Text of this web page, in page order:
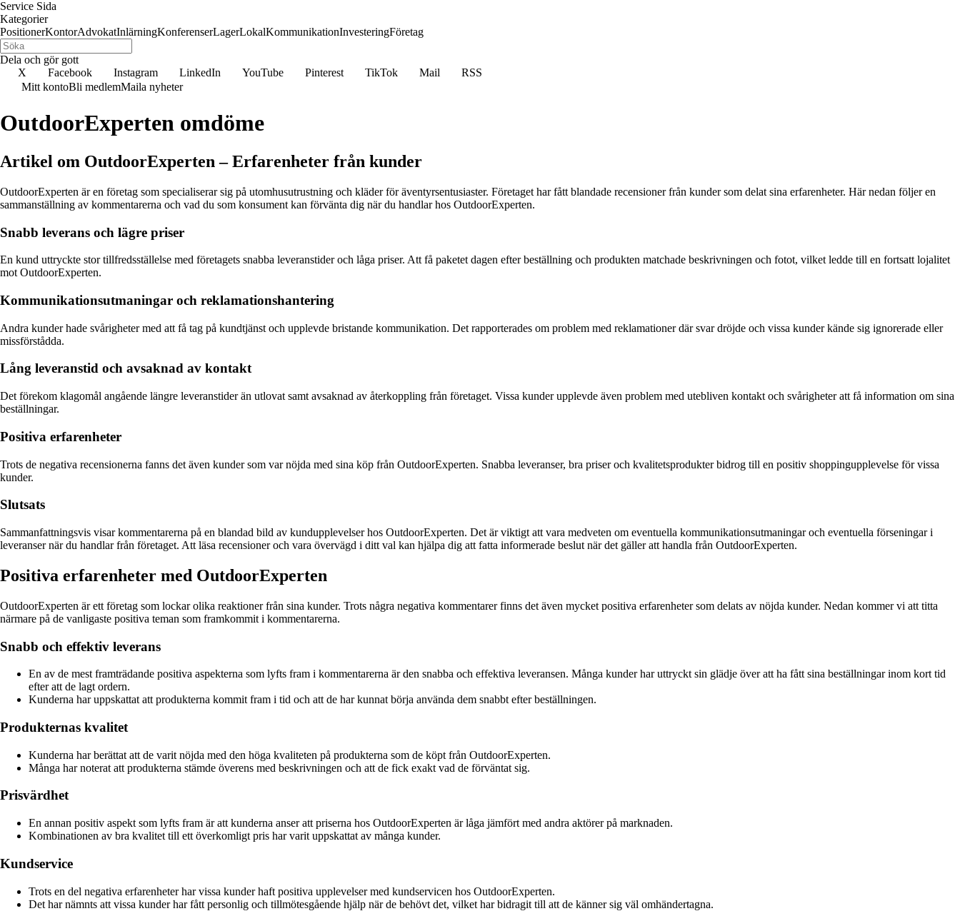
Service Sida
Kategorier
PositionerKontorAdvokatInlärningKonferenserLagerLokalKommunikationInvesteringFöretag
Dela och gör gott
X
Facebook Instagram LinkedIn YouTube Pinterest TikTok Mail
RSS
Mitt kontoBli medlemMaila nyheter
OutdoorExperten omdöme
Artikel om OutdoorExperten – Erfarenheter från kunder
OutdoorExperten är en företag som specialiserar sig på utomhusutrustning och kläder för äventyrsentusiaster. Företaget har fått blandade recensioner från kunder som delat sina erfarenheter. Här nedan följer en
sammanställning av kommentarerna och vad du som konsument kan förvänta dig när du handlar hos OutdoorExperten.
Snabb leverans och lägre priser
En kund uttryckte stor tillfredsställelse med företagets snabba leveranstider och låga priser. Att få paketet dagen efter beställning och produkten matchade beskrivningen och fotot, vilket ledde till en fortsatt lojalitet
mot OutdoorExperten.
Kommunikationsutmaningar och reklamationshantering
Andra kunder hade svårigheter med att få tag på kundtjänst och upplevde bristande kommunikation. Det rapporterades om problem med reklamationer där svar dröjde och vissa kunder kände sig ignorerade eller
missförstådda.
Lång leveranstid och avsaknad av kontakt
Det förekom klagomål angående längre leveranstider än utlovat samt avsaknad av återkoppling från företaget. Vissa kunder upplevde även problem med utebliven kontakt och svårigheter att få information om sina
beställningar.
Positiva erfarenheter
Trots de negativa recensionerna fanns det även kunder som var nöjda med sina köp från OutdoorExperten. Snabba leveranser, bra priser och kvalitetsprodukter bidrog till en positiv shoppingupplevelse för vissa
kunder.
Slutsats
Sammanfattningsvis visar kommentarerna på en blandad bild av kundupplevelser hos OutdoorExperten. Det är viktigt att vara medveten om eventuella kommunikationsutmaningar och eventuella förseningar i
leveranser när du handlar från företaget. Att läsa recensioner och vara övervägd i ditt val kan hjälpa dig att fatta informerade beslut när det gäller att handla från OutdoorExperten.
Positiva erfarenheter med OutdoorExperten
OutdoorExperten är ett företag som lockar olika reaktioner från sina kunder. Trots några negativa kommentarer finns det även mycket positiva erfarenheter som delats av nöjda kunder. Nedan kommer vi att titta
närmare på de vanligaste positiva teman som framkommit i kommentarerna.
Snabb och effektiv leverans
En av de mest framträdande positiva aspekterna som lyfts fram i kommentarerna är den snabba och effektiva leveransen. Många kunder har uttryckt sin glädje över att ha fått sina beställningar inom kort tid
efter att de lagt ordern.
Kunderna har uppskattat att produkterna kommit fram i tid och att de har kunnat börja använda dem snabbt efter beställningen.
Produkternas kvalitet
Kunderna har berättat att de varit nöjda med den höga kvaliteten på produkterna som de köpt från OutdoorExperten.
Många har noterat att produkterna stämde överens med beskrivningen och att de fick exakt vad de förväntat sig.
Prisvärdhet
En annan positiv aspekt som lyfts fram är att kunderna anser att priserna hos OutdoorExperten är låga jämfört med andra aktörer på marknaden.
Kombinationen av bra kvalitet till ett överkomligt pris har varit uppskattat av många kunder.
Kundservice
Trots en del negativa erfarenheter har vissa kunder haft positiva upplevelser med kundservicen hos OutdoorExperten.
Det har nämnts att vissa kunder har fått personlig och tillmötesgående hjälp när de behövt det, vilket har bidragit till att de känner sig väl omhändertagna.